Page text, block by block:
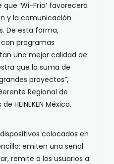
‘Wi-Frío’ favorecerá
y la comunicación
De esta forma,
programas
una mejor calidad de
que la suma de
proyectos”,
Regional de
HEINEKEN México.
colocados en
emiten una señal
remite a los usuarios a